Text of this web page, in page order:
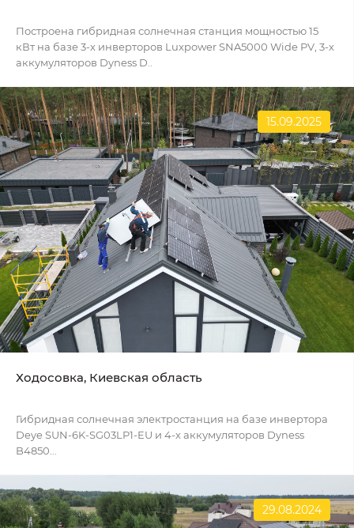
Построена гибридная солнечная станция мощностью 15
кВт на базе 3-х инверторов Luxpower SNA5000 Wide PV, 3-х
аккумуляторов Dyness D..
15.09.2025
Ходосовка, Киевская область
Гибридная солнечная электростанция на базе инвертора
Deye SUN-6K-SG03LP1-EU и 4-х аккумуляторов Dyness
B4850...
29.08.2024